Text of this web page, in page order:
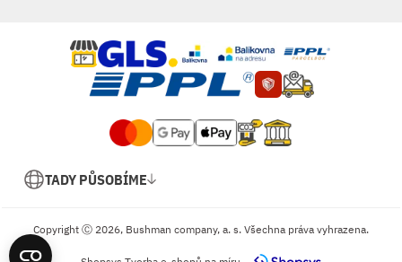
TADY PŮSOBÍME
Copyright Ⓒ 2026, Bushman company, a. s. Všechna práva vyhrazena.